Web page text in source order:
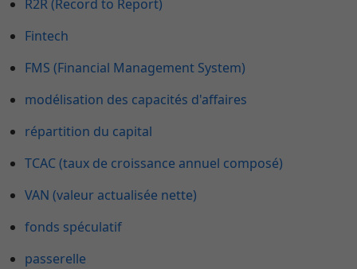
R2R (Record to Report)
Fintech
FMS (Financial Management System)
modélisation des capacités d'affaires
répartition du capital
TCAC (taux de croissance annuel composé)
VAN (valeur actualisée nette)
fonds spéculatif
passerelle